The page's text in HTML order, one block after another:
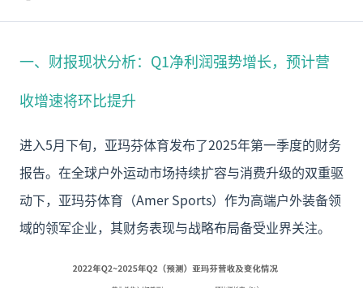
一、财报现状分析：Q1净利润强势增长，预计营
收增速将环比提升
进入5月下旬，亚玛芬体育发布了2025年第一季度的财务
报告。在全球户外运动市场持续扩容与消费升级的双重驱
动下，亚玛芬体育（Amer Sports）作为高端户外装备领
域的领军企业，其财务表现与战略布局备受业界关注。